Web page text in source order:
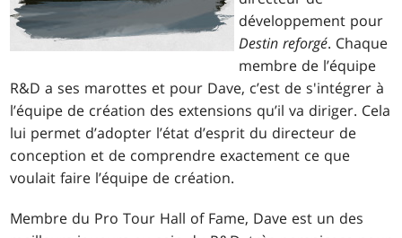
développement pour
Destin reforgé. Chaque
membre de l’équipe
R&D a ses marottes et pour Dave, c’est de s'intégrer à
l’équipe de création des extensions qu’il va diriger. Cela
lui permet d’adopter l’état d’esprit du directeur de
conception et de comprendre exactement ce que
voulait faire l’équipe de création.
Membre du Pro Tour Hall of Fame, Dave est un des